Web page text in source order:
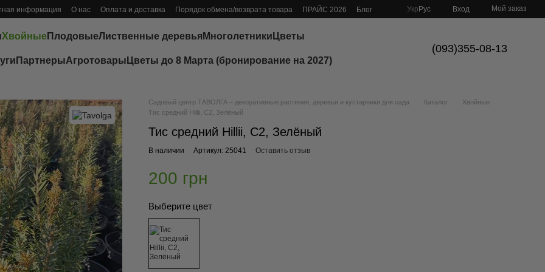
информация О нас Оплата и доставка Порядок обмена/возврата товара ПРАЙС 2026
Блог
Укр Рус Вход Мой заказ
ХвойныеПлодовыеЛиственные деревья Многолетники Цветы
ПартнерыАгротовары Цветы до 8 Марта (бронирование на 2027)
(093)355-08-13
Садовый центр ТАВОЛГА – декоративные растения, деревья и кустарники для сада Каталог
Хвойные
Тис средний Hillii, C2, Зелёный
Тис средний Hillii, C2, Зелёный
В наличии Артикул: 25041 Оставить отзыв
200 грн
Выберите цвет